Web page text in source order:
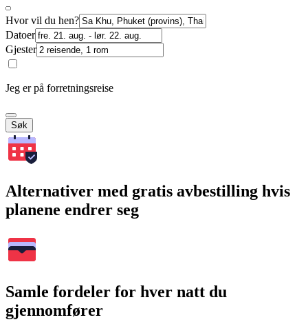
Hvor vil du hen?
Datoer
Gjester
Jeg er på forretningsreise
Søk
Alternativer med gratis avbestilling hvis
planene endrer seg
Samle fordeler for hver natt du
gjennomfører